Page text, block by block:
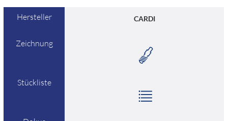
Hersteller CARDI
Zeichnung
Stückliste